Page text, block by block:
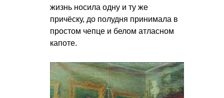
жизнь носила одну и ту же
причёску, до полудня принимала в
простом чепце и белом атласном
капоте.